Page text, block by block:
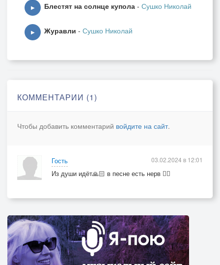
▶ Блестят на солнце купола - Сушко Николай
▶ Журавли - Сушко Николай
КОММЕНТАРИИ (1)
Чтобы добавить комментарий войдите на сайт.
Гость
Из души идёт🙏🏻 в песне есть нерв 👍🏻
03.02.2024 в 12:01